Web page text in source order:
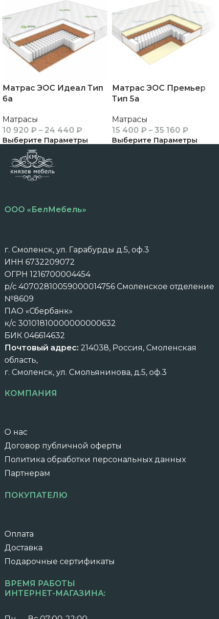
Матрас ЭОС Идеал Тип
6а
Матрасы
10 920 ₽ – 24 440 ₽
Выберите Параметры
Матрас ЭОС Премьер
Тип 5а
Матрасы
15 400 ₽ – 35 160 ₽
Выберите Параметры
ООО «БелМебель»
г. Смоленск, ул. Гарабурды д.5, оф.3
ИНН 6732209072
ОГРН 1216700004454
р/с 40702810059000014756 Смоленское отделение
№8609
ПАО «Сбербанк»
к/с 30101810000000000632
БИК 046614632
Почтовый адрес: 214038, Россия, Смоленская
область,
г. Смоленск, ул. Смольянинова, д.5, оф.3
КОМПАНИЯ
О нас
Договор публичной оферты
Политика обработки персональных данных
Партнерам
ПОКУПАТЕЛЮ
Оплата
Доставка
Подарочные сертификаты
ВРЕМЯ РАБОТЫ
ИНТЕРНЕТ-МАГАЗИНА: